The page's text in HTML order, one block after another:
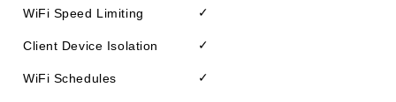
WiFi Speed Limiting ✓
Client Device Isolation ✓
WiFi Schedules ✓